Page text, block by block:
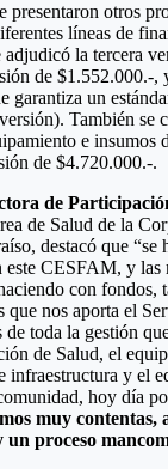
presentaron otros
líneas de
la tercera
de $1.552.000.-,
garantiza un
También se
e insumos
de $4.720.000.-.
de
de Salud de la
destacó que “se
este CESFAM, y las
con fondos,
nos aporta el
de toda la gestión
de Salud, el
infraestructura y el
hoy día
muy contentas,
proceso